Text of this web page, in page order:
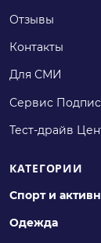
Отзывы
Контакты
Для СМИ
Сервис
Тест-драйв
КАТЕГОРИИ
Спорт и
Одежда